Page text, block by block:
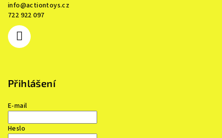
info@actiontoys.cz
722 922 097
Přihlášení
E-mail
Heslo